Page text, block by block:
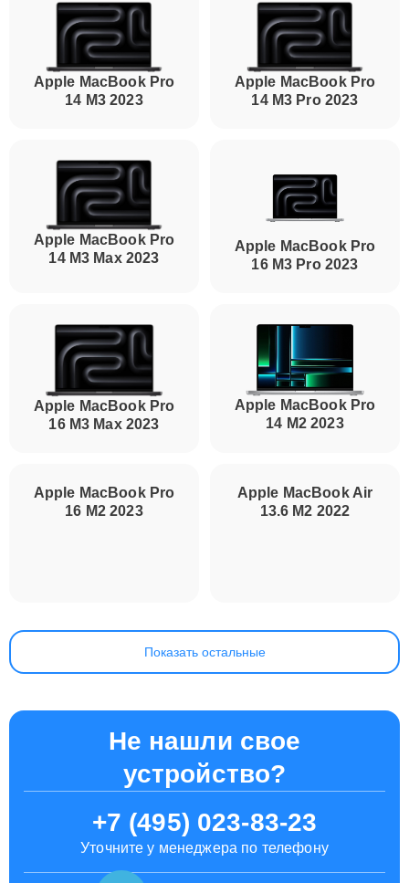
Apple MacBook Pro
14 M3 2023
Apple MacBook Pro
14 M3 Pro 2023
Apple MacBook Pro
14 M3 Max 2023
Apple MacBook Pro
16 M3 Pro 2023
Apple MacBook Pro
16 M3 Max 2023
Apple MacBook Pro
14 M2 2023
Apple MacBook Air
13.6 M2 2022
Показать остальные
Не нашли свое
устройство?
+7 (495) 023-83-23
Уточните у менеджера по телефону